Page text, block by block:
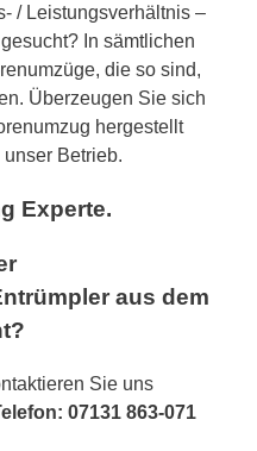
/ Leistungsverhältnis –
In sämtlichen
die so sind,
Überzeugen Sie sich
hergestellt
Betrieb.
Experte.
aus dem
Sie uns
07131 863-071